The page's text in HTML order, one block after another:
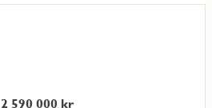
2 590 000 kr